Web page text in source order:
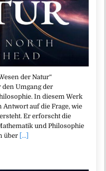
der Natur“
Umgang der
In diesem Werk
auf die Frage, wie
Er erforscht die
und Philosophie
über [...]